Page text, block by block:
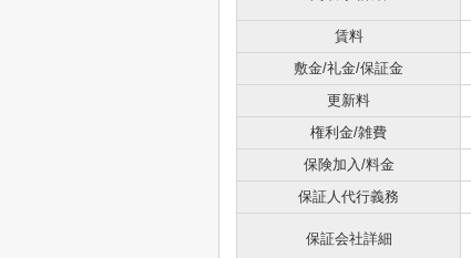
賃料
敷金/礼金/保証金
更新料
権利金/雑費
保険加入/料金
保証人代行義務
保証会社詳細